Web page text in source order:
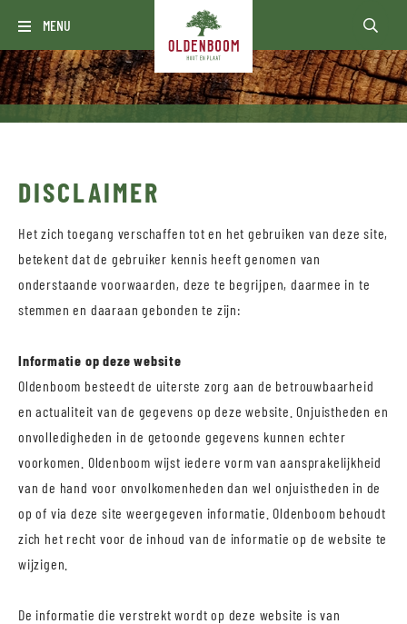
MENU
DISCLAIMER
Het zich toegang verschaffen tot en het gebruiken van deze site,
betekent dat de gebruiker kennis heeft genomen van
onderstaande voorwaarden, deze te begrijpen, daarmee in te
stemmen en daaraan gebonden te zijn:
Informatie op deze website
Oldenboom besteedt de uiterste zorg aan de betrouwbaarheid
en actualiteit van de gegevens op deze website. Onjuistheden en
onvolledigheden in de getoonde gegevens kunnen echter
voorkomen. Oldenboom wijst iedere vorm van aansprakelijkheid
van de hand voor onvolkomenheden dan wel onjuistheden in de
op of via deze site weergegeven informatie. Oldenboom behoudt
zich het recht voor de inhoud van de informatie op de website te
wijzigen.
De informatie die verstrekt wordt op deze website is van